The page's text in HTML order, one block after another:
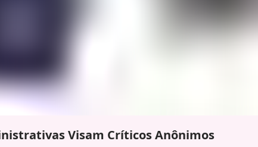
Visam Críticos Anônimos